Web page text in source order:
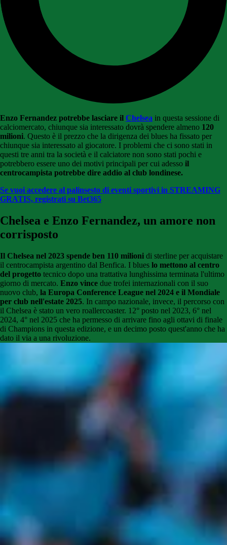
Enzo Fernandez potrebbe lasciare il Chelsea in questa sessione di
calciomercato, chiunque sia interessato dovrà spendere almeno 120
milioni. Questo è il prezzo che la dirigenza dei blues ha fissato per
chiunque sia interessato al giocatore. I problemi che ci sono stati in
questi tre anni tra la società e il calciatore non sono stati pochi e
potrebbero essere uno dei motivi principali per cui adesso il
centrocampista potrebbe dire addio al club londinese.
Se vuoi accedere al palinsesto di eventi sportivi in STREAMING
GRATIS, registrati su Bet365
Chelsea e Enzo Fernandez, un amore non
corrisposto
Il Chelsea nel 2023 spende ben 110 milioni di sterline per acquistare
il centrocampista argentino dal Benfica. I blues lo mettono al centro
del progetto tecnico dopo una trattativa lunghissima terminata l'ultimo
giorno di mercato. Enzo vince due trofei internazionali con il suo
nuovo club, la Europa Conference League nel 2024 e il Mondiale
per club nell'estate 2025. In campo nazionale, invece, il percorso con
il Chelsea è stato un vero roallercoaster. 12° posto nel 2023, 6° nel
2024, 4° nel 2025 che ha permesso di arrivare fino agli ottavi di finale
di Champions in questa edizione, e un decimo posto quest'anno che ha
dato il via a una rivoluzione.